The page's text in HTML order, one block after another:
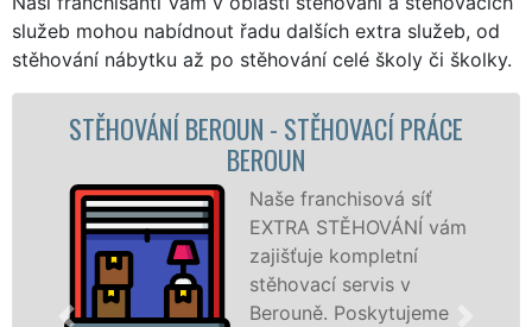
služeb mohou nabídnout řadu dalších extra služeb, od
stěhování nábytku až po stěhování celé školy či školky.
PRÁCE
vám
STĚHOVACÍ SLUŽBA
STĚHOVACÍ FIRMA
stěhovací
speciální